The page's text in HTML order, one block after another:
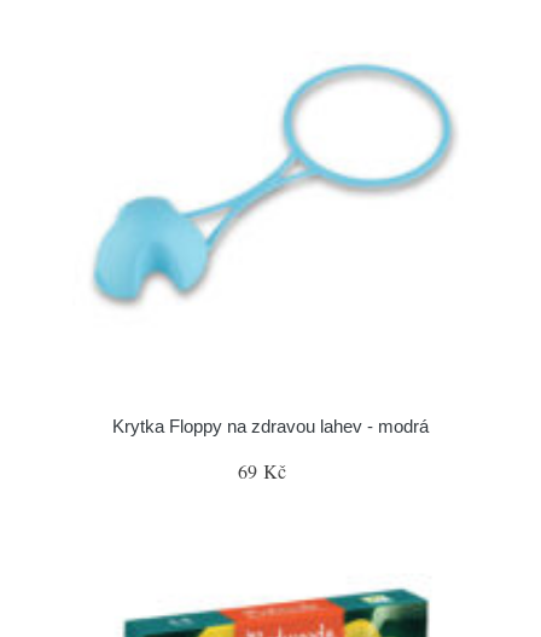
Krytka Floppy na zdravou lahev - modrá
69 Kč